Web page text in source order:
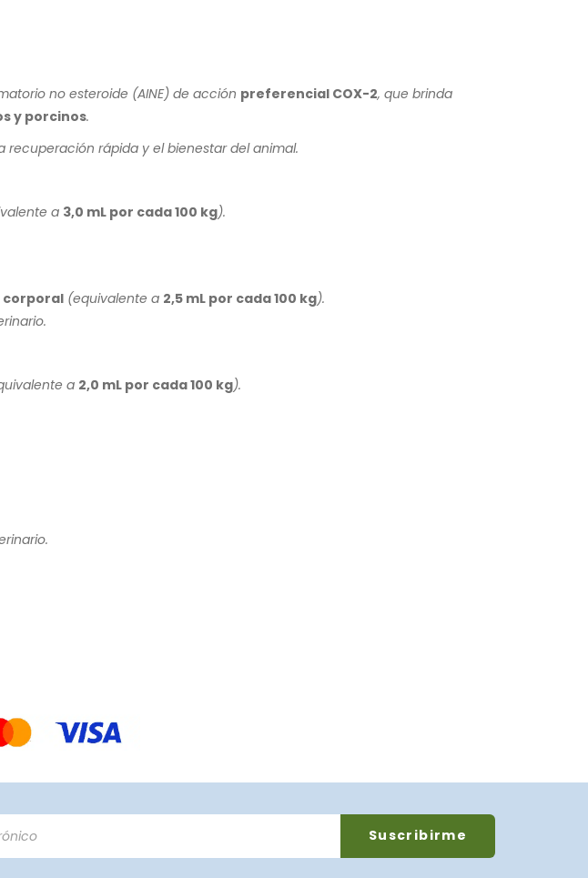
no esteroide (AINE) de acción preferencial COX-2, que brinda
y porcinos.
rápida y el bienestar del animal.
a 3,0 mL por cada 100 kg).
corporal (equivalente a 2,5 mL por cada 100 kg).
a 2,0 mL por cada 100 kg).